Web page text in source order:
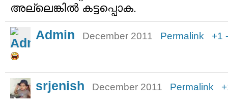
അല്ലെങ്കില്‍ കട്ടപ്പൊക.
Admin December 2011 Permalink +1
srjenish December 2011 Permalink